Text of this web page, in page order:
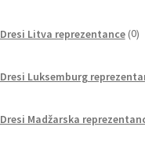
Dresi Litva reprezentance 0
Dresi Luksemburg
Dresi Madžarska